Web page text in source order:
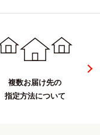
複数お届け先の
指定方法について